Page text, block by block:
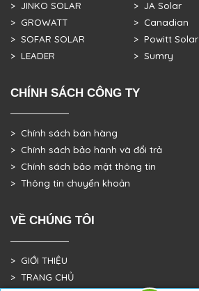
> JINKO SOLAR
> GROWATT
> SOFAR SOLAR
> LEADER
> JA Solar
> Canadian
> Powitt Solar
> Sumry
CHÍNH SÁCH CÔNG TY
> Chính sách bán hàng
> Chính sách bảo hành và đổi trả
> Chính sách bảo mật thông tin
> Thông tin chuyển khoản
VỀ CHÚNG TÔI
> GIỚI THIỆU
> TRANG CHỦ